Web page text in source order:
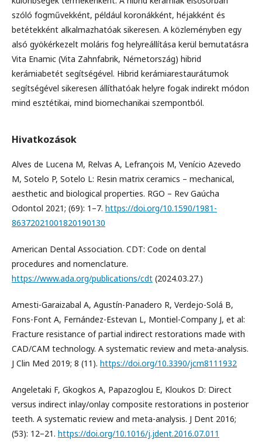
szóló fogművekként, például koronákként, héjakként és
betétekként alkalmazhatóak sikeresen. A közleményben egy
alsó gyökérkezelt moláris fog helyreállítása kerül bemutatásra
Vita Enamic (Vita Zahnfabrik, Németország) hibrid
kerámiabetét segítségével. Hibrid kerámiarestaurátumok
segítségével sikeresen állíthatóak helyre fogak indirekt módon
mind esztétikai, mind biomechanikai szempontból.
Hivatkozások
Alves de Lucena M, Relvas A, Lefrançois M, Venício Azevedo
M, Sotelo P, Sotelo L: Resin matrix ceramics – mechanical,
aesthetic and biological properties. RGO – Rev Gaúcha
Odontol 2021; (69): 1–7. https://doi.org/10.1590/1981-
86372021001820190130
American Dental Association. CDT: Code on dental
procedures and nomenclature.
https://www.ada.org/publications/cdt (2024.03.27.)
Amesti-Garaizabal A, Agustín-Panadero R, Verdejo-Solá B,
Fons-Font A, Fernández-Estevan L, Montiel-Company J, et al:
Fracture resistance of partial indirect restorations made with
CAD/CAM technology. A systematic review and meta-analysis.
J Clin Med 2019; 8 (11). https://doi.org/10.3390/jcm8111932
Angeletaki F, Gkogkos A, Papazoglou E, Kloukos D: Direct
versus indirect inlay/onlay composite restorations in posterior
teeth. A systematic review and meta-analysis. J Dent 2016;
(53): 12–21. https://doi.org/10.1016/j.jdent.2016.07.011